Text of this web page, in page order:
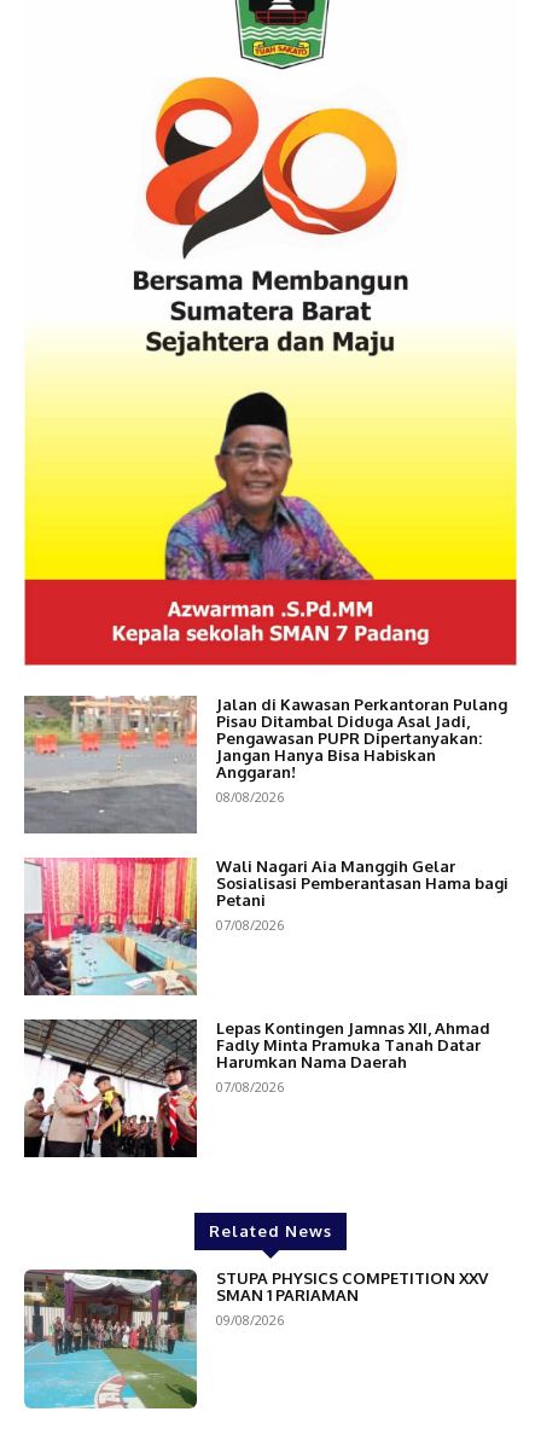
Jalan di Kawasan Perkantoran Pulang
Pisau Ditambal Diduga Asal Jadi,
Pengawasan PUPR Dipertanyakan:
Jangan Hanya Bisa Habiskan
Anggaran!
08/08/2026
Wali Nagari Aia Manggih Gelar
Sosialisasi Pemberantasan Hama bagi
Petani
07/08/2026
Lepas Kontingen Jamnas XII, Ahmad
Fadly Minta Pramuka Tanah Datar
Harumkan Nama Daerah
07/08/2026
Related News
STUPA PHYSICS COMPETITION XXV
SMAN 1 PARIAMAN
09/08/2026